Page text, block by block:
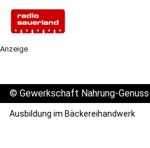
Anzeige
© Gewerkschaft Nahrung-
Ausbildung im Bäckereihandwerk